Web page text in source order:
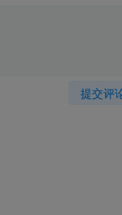
提交评